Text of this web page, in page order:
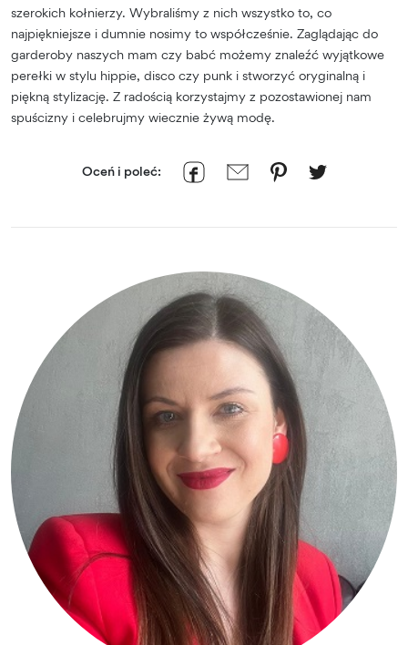
szerokich kołnierzy. Wybraliśmy z nich wszystko to, co
najpiękniejsze i dumnie nosimy to współcześnie. Zaglądając do
garderoby naszych mam czy babć możemy znaleźć wyjątkowe
perełki w stylu hippie, disco czy punk i stworzyć oryginalną i
piękną stylizację. Z radością korzystajmy z pozostawionej nam
spuścizny i celebrujmy wiecznie żywą modę.
Oceń i poleć: